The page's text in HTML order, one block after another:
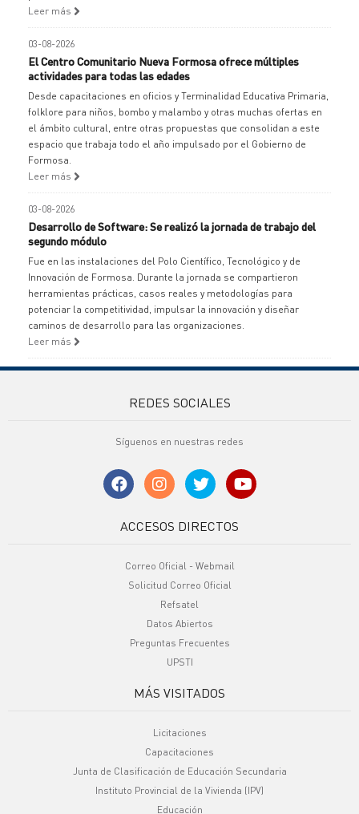
Leer más
03-08-2026
El Centro Comunitario Nueva Formosa ofrece múltiples
actividades para todas las edades
Desde capacitaciones en oficios y Terminalidad Educativa Primaria,
folklore para niños, bombo y malambo y otras muchas ofertas en
el ámbito cultural, entre otras propuestas que consolidan a este
espacio que trabaja todo el año impulsado por el Gobierno de
Formosa.
Leer más
03-08-2026
Desarrollo de Software: Se realizó la jornada de trabajo del
segundo módulo
Fue en las instalaciones del Polo Científico, Tecnológico y de
Innovación de Formosa. Durante la jornada se compartieron
herramientas prácticas, casos reales y metodologías para
potenciar la competitividad, impulsar la innovación y diseñar
caminos de desarrollo para las organizaciones.
Leer más
REDES SOCIALES
Síguenos en nuestras redes
ACCESOS DIRECTOS
Correo Oficial - Webmail
Solicitud Correo Oficial
Refsatel
Datos Abiertos
Preguntas Frecuentes
UPSTI
MÁS VISITADOS
Licitaciones
Capacitaciones
Junta de Clasificación de Educación Secundaria
Instituto Provincial de la Vivienda (IPV)
Educación